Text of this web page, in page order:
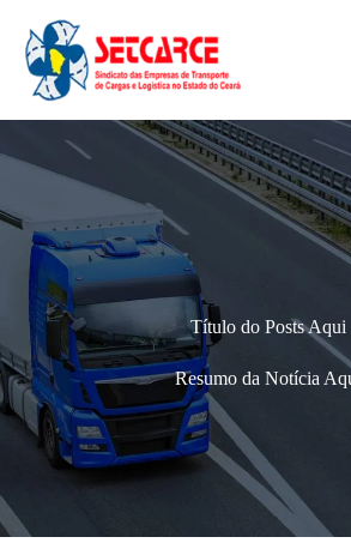
Título do Posts Aqui
Resumo da Notícia